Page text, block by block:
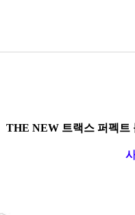
THE NEW 트랙스 퍼펙트